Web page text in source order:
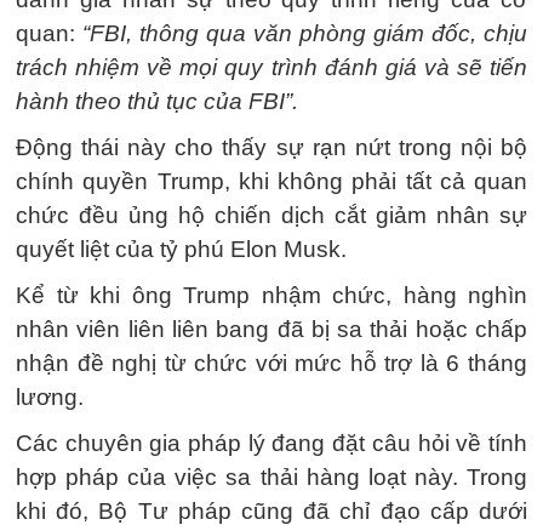
quan: “FBI, thông qua văn phòng giám đốc, chịu
trách nhiệm về mọi quy trình đánh giá và sẽ tiến
hành theo thủ tục của FBI”.
Động thái này cho thấy sự rạn nứt trong nội bộ
chính quyền Trump, khi không phải tất cả quan
chức đều ủng hộ chiến dịch cắt giảm nhân sự
quyết liệt của tỷ phú Elon Musk.
Kể từ khi ông Trump nhậm chức, hàng nghìn
nhân viên liên liên bang đã bị sa thải hoặc chấp
nhận đề nghị từ chức với mức hỗ trợ là 6 tháng
lương.
Các chuyên gia pháp lý đang đặt câu hỏi về tính
hợp pháp của việc sa thải hàng loạt này. Trong
khi đó, Bộ Tư pháp cũng đã chỉ đạo cấp dưới